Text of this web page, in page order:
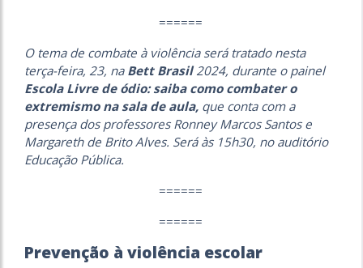
======
O tema de combate à violência será tratado nesta
terça-feira, 23, na Bett Brasil2024, durante o painel
Escola Livre de ódio: saiba como combater o
extremismo na sala de aula, que conta com a
presença dos professores Ronney Marcos Santos e
Margareth de Brito Alves. Será às 15h30, no auditório
Educação Pública.
======
======
Prevenção à violência escolar